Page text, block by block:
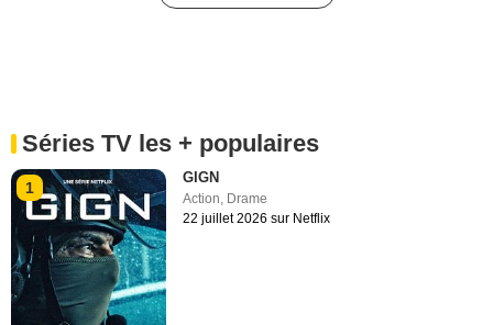
Séries TV les + populaires
1
GIGN
Action Drame
22 juillet 2026 sur Netflix